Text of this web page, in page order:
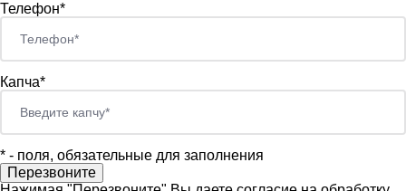
Телефон*
Капча*
* - поля, обязательные для заполнения